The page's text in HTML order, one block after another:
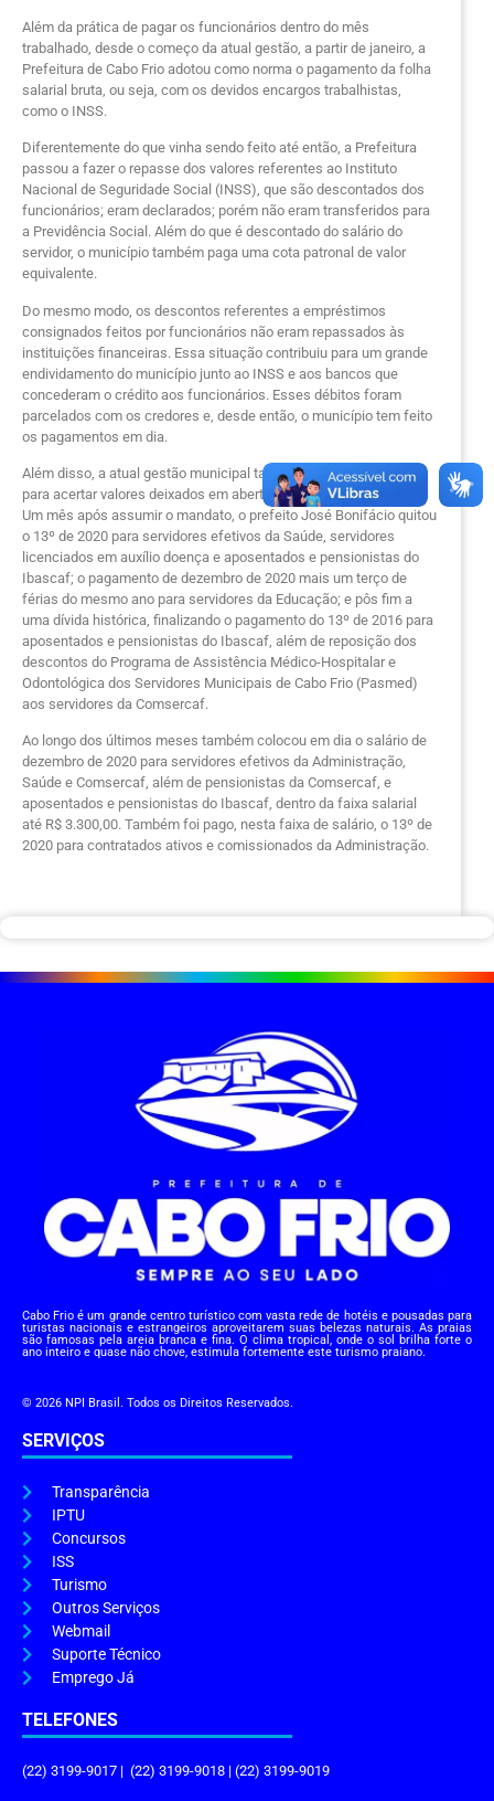
Além da prática de pagar os funcionários dentro do mês
trabalhado, desde o começo da atual gestão, a partir de janeiro, a
Prefeitura de Cabo Frio adotou como norma o pagamento da folha
salarial bruta, ou seja, com os devidos encargos trabalhistas,
como o INSS.
Diferentemente do que vinha sendo feito até então, a Prefeitura
passou a fazer o repasse dos valores referentes ao Instituto
Nacional de Seguridade Social (INSS), que são descontados dos
funcionários; eram declarados; porém não eram transferidos para
a Previdência Social. Além do que é descontado do salário do
servidor, o município também paga uma cota patronal de valor
equivalente.
Do mesmo modo, os descontos referentes a empréstimos
consignados feitos por funcionários não eram repassados às
instituições financeiras. Essa situação contribuiu para um grande
endividamento do município junto ao INSS e aos bancos que
concederam o crédito aos funcionários. Esses débitos foram
parcelados com os credores e, desde então, o município tem feito
os pagamentos em dia.
Além disso, a atual gestão municipal também vem trabalhando
para acertar valores deixados em aberto por governos anteriores.
Um mês após assumir o mandato, o prefeito José Bonifácio quitou
o 13º de 2020 para servidores efetivos da Saúde, servidores
licenciados em auxílio doença e aposentados e pensionistas do
Ibascaf; o pagamento de dezembro de 2020 mais um terço de
férias do mesmo ano para servidores da Educação; e pôs fim a
uma dívida histórica, finalizando o pagamento do 13º de 2016 para
aposentados e pensionistas do Ibascaf, além de reposição dos
descontos do Programa de Assistência Médico-Hospitalar e
Odontológica dos Servidores Municipais de Cabo Frio (Pasmed)
aos servidores da Comsercaf.
Ao longo dos últimos meses também colocou em dia o salário de
dezembro de 2020 para servidores efetivos da Administração,
Saúde e Comsercaf, além de pensionistas da Comsercaf, e
aposentados e pensionistas do Ibascaf, dentro da faixa salarial
até R$ 3.300,00. Também foi pago, nesta faixa de salário, o 13º de
2020 para contratados ativos e comissionados da Administração.
Cabo Frio é um grande centro turístico com vasta rede de hotéis e pousadas para
turistas nacionais e estrangeiros aproveitarem suas belezas naturais. As praias
são famosas pela areia branca e fina. O clima tropical, onde o sol brilha forte o
ano inteiro e quase não chove, estimula fortemente este turismo praiano.
© 2026 NPI Brasil. Todos os Direitos Reservados.
SERVIÇOS
Transparência
IPTU
Concursos
ISS
Turismo
Outros Serviços
Webmail
Suporte Técnico
Emprego Já
TELEFONES
(22) 3199-9017 | (22) 3199-9018 | (22) 3199-9019